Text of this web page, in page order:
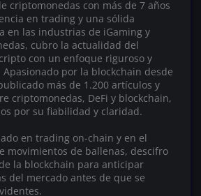
criptomonedas con más de 7 años
en trading y una sólida
en las industrias de iGaming y
cubro la actualidad del
con un enfoque riguroso y
Apasionado por la blockchain desde
más de 1.200 artículos y
criptomonedas, DeFi y blockchain,
por su fiabilidad y claridad.
en trading on-chain y en el
movimientos de ballenas, descifro
la blockchain para anticipar
del mercado antes de que se